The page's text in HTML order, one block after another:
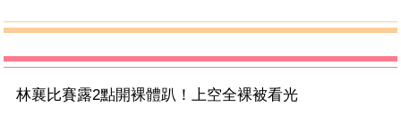
林襄比賽露2點開裸體趴！上空全裸被看光